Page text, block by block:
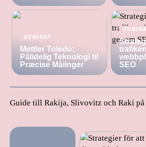
KUNSKAP
Mettler Toledo:
Pålidelig Teknologi til
Præcise Målinger
SEO
Guide till Rakija, Slivovitz och Raki på